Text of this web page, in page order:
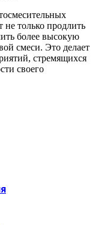
не только продлить
более высокую
смеси. Это делает
стремящихся
своего